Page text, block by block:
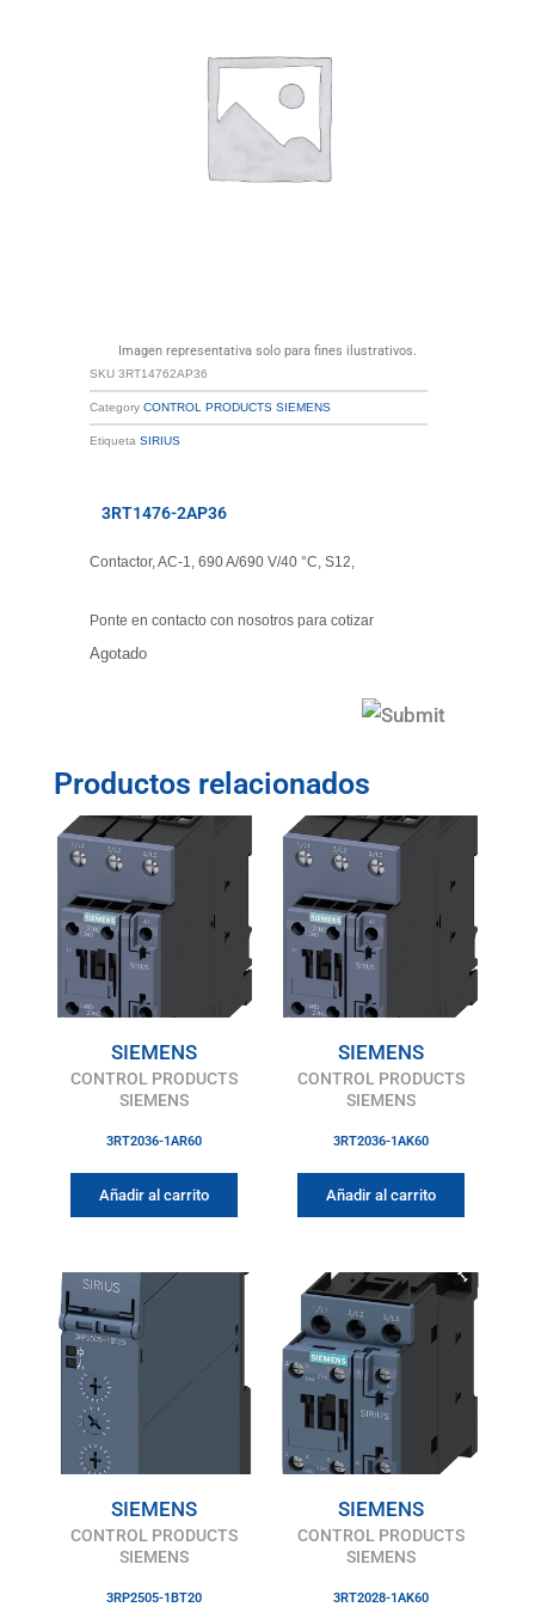
Imagen representativa solo para fines ilustrativos.
SKU 3RT14762AP36
Category CONTROL PRODUCTS SIEMENS
Etiqueta SIRIUS
3RT1476-2AP36
Contactor, AC-1, 690 A/690 V/40 °C, S12,
Ponte en contacto con nosotros para cotizar
Agotado
Productos relacionados
SIEMENS
CONTROL PRODUCTS
SIEMENS
3RT2036-1AR60
Añadir al carrito
SIEMENS
CONTROL PRODUCTS
SIEMENS
3RT2036-1AK60
Añadir al carrito
SIEMENS
CONTROL PRODUCTS
SIEMENS
3RP2505-1BT20
SIEMENS
CONTROL PRODUCTS
SIEMENS
3RT2028-1AK60